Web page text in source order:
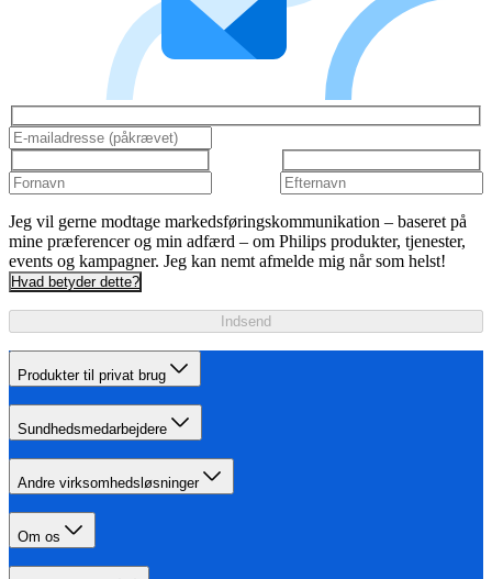
Jeg vil gerne modtage markedsføringskommunikation – baseret på
mine præferencer og min adfærd – om Philips produkter, tjenester,
events og kampagner. Jeg kan nemt afmelde mig når som helst!
Hvad betyder dette?
Indsend
Produkter til privat brug
Sundhedsmedarbejdere
Andre virksomhedsløsninger
Om os